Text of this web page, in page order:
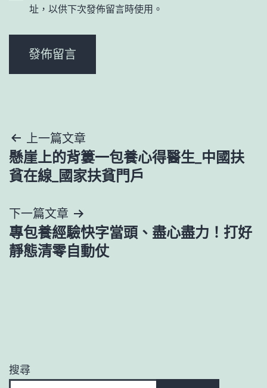
址，以供下次發佈留言時使用。
文
章
覽
上一篇文章
懸崖上的背簍一包養心得醫生_中國扶
貧在線_國家扶貧門戶
下一篇文章
專包養經驗快字當頭、盡心盡力！打好
靜態清零自動仗
搜尋